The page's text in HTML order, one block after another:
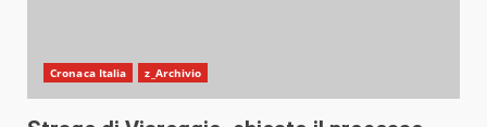
Cronaca Italia z_Archivio